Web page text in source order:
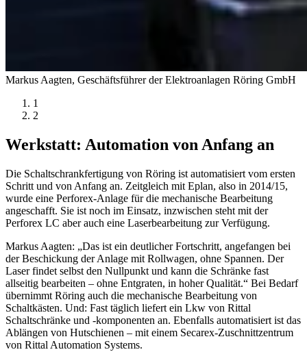
Markus Aagten, Geschäftsführer der Elektroanlagen Röring GmbH
1
2
Werkstatt: Automation von Anfang an
Die Schaltschrankfertigung von Röring ist automatisiert vom ersten
Schritt und von Anfang an. Zeitgleich mit Eplan, also in 2014/15,
wurde eine Perforex-Anlage für die mechanische Bearbeitung
angeschafft. Sie ist noch im Einsatz, inzwischen steht mit der
Perforex LC aber auch eine Laserbearbeitung zur Verfügung.
Markus Aagten: „Das ist ein deutlicher Fortschritt, angefangen bei
der Beschickung der Anlage mit Rollwagen, ohne Spannen. Der
Laser findet selbst den Nullpunkt und kann die Schränke fast
allseitig bearbeiten – ohne Entgraten, in hoher Qualität.“ Bei Bedarf
übernimmt Röring auch die mechanische Bearbeitung von
Schaltkästen. Und: Fast täglich liefert ein Lkw von Rittal
Schaltschränke und -komponenten an. Ebenfalls automatisiert ist das
Ablängen von Hutschienen – mit einem Secarex-Zuschnittzentrum
von Rittal Automation Systems.